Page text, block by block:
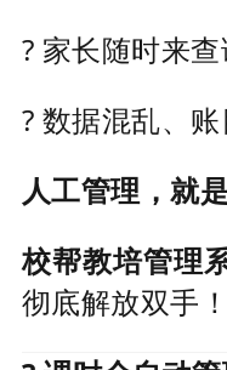
? 家长随时来
? 数据混乱、
人工管理，就
校帮教培管理
彻底解放双手！